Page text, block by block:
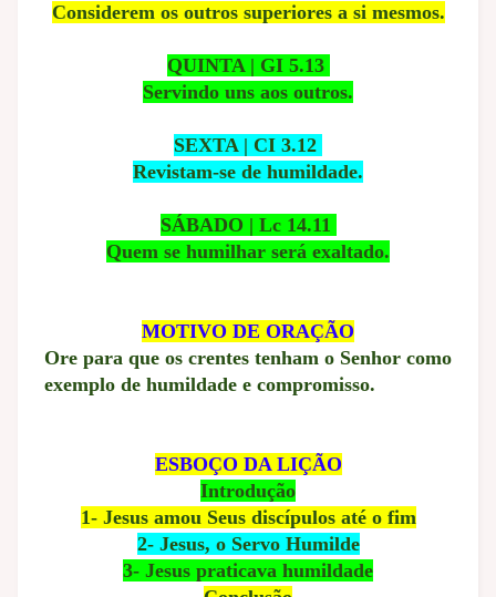
Considerem os outros superiores a si mesmos.
QUINTA | GI 5.13
Servindo uns aos outros.
SEXTA | CI 3.12
Revistam-se de humildade.
SÁBADO | Lc 14.11
Quem se humilhar será exaltado.
MOTIVO DE ORAÇÃO
Ore para que os crentes tenham o Senhor como
exemplo de humildade e compromisso.
ESBOÇO DA LIÇÃO
Introdução
1- Jesus amou Seus discípulos até o fim
2- Jesus, o Servo Humilde
3- Jesus praticava humildade